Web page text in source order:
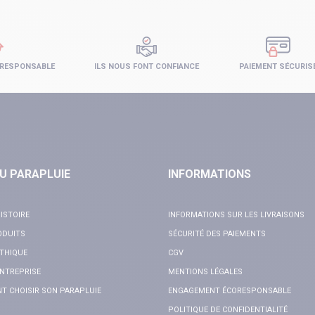
PAIEMENT
ILS NOUS FONT CONFIANCE
PARAPLUIE
CHOISIR SON PARAPLUIE
INFORMATIONS
INFORMATIONS SUR LES LIVRAISONS
SÉCURITÉ DES PAIEMENTS
CGV
MENTIONS LÉGALES
ENGAGEMENT ÉCORESPONSABLE
POLITIQUE DE CONFIDENTIALITÉ